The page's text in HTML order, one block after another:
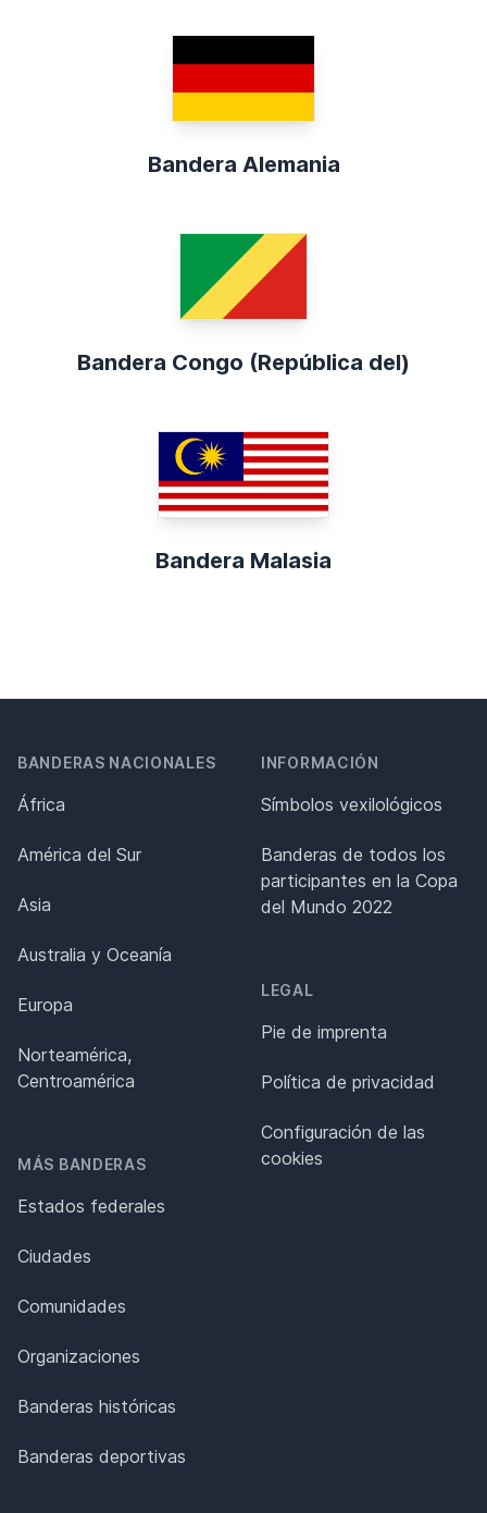
Bandera Alemania
Bandera Congo (República del)
Bandera Malasia
BANDERAS NACIONALES
África
América del Sur
Asia
Australia y Oceanía
Europa
Norteamérica,
Centroamérica
MÁS BANDERAS
Estados federales
Ciudades
Comunidades
Organizaciones
Banderas históricas
Banderas deportivas
INFORMACIÓN
Símbolos vexilológicos
Banderas de todos los
participantes en la Copa
del Mundo 2022
LEGAL
Pie de imprenta
Política de privacidad
Configuración de las
cookies